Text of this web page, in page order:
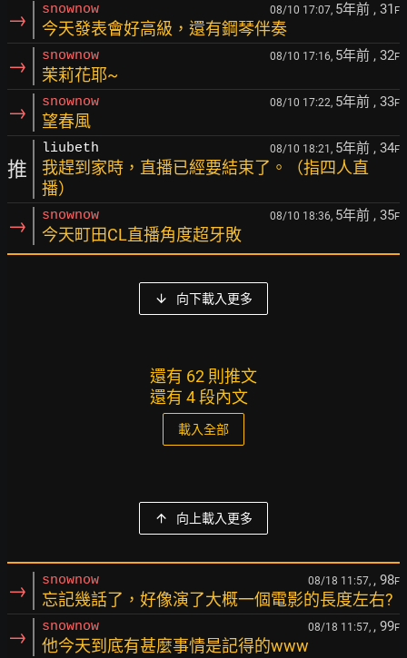
→ snownow 08/10 17:07, 5年前 , 31 F
今天發表會好高級，還有鋼琴伴奏
→ snownow 08/10 17:16, 5年前 , 32F
茉莉花耶~
→ snownow 08/10 17:22, 5年前 , 33F
望春風
推
liubeth 08/10 18:21, 5年前 , 34F
我趕到家時，直播已經要結束了。（指四人直
播）
→ snownow 08/10 18:36, 5年前 , 35F
今天町田CL直播角度超牙敗
向下載入更多
還有 62 則推文
還有 4 段內文
載入全部
向上載入更多
→ snownow 08/18 11:57, , 98F
忘記幾話了，好像演了大概一個電影的長度左右?
→ snownow 08/18 11:57, , 99F
他今天到底有甚麼事情是記得的www